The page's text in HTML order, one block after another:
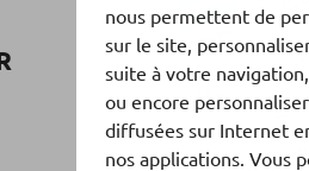
nous permettent de
sur le site,
suite à votre
ou encore
diffusées sur Internet
nos applications. Vous